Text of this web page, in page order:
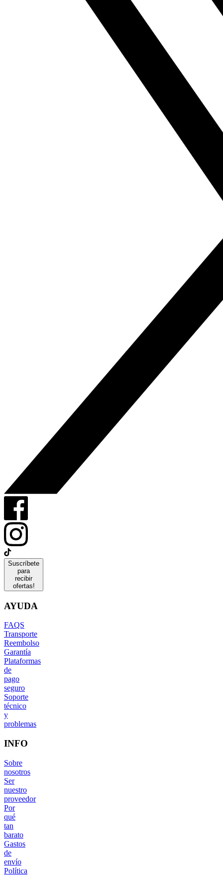
Suscríbete
para
recibir
ofertas!
AYUDA
FAQS
Transporte
Reembolso
Garantía
Plataformas
de
pago
seguro
Soporte
técnico
y
problemas
INFO
Sobre
nosotros
Ser
nuestro
proveedor
Por
qué
tan
barato
Gastos
de
envío
Política